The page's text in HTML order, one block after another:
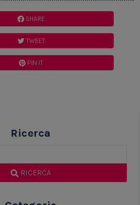
SHARE
TWEET
PIN IT
Ricerca
RICERCA